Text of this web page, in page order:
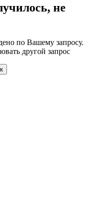
не
по Вашему запросу.
другой запрос